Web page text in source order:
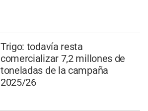
Trigo: todavía resta
comercializar 7,2 millones de
toneladas de la campaña
2025/26